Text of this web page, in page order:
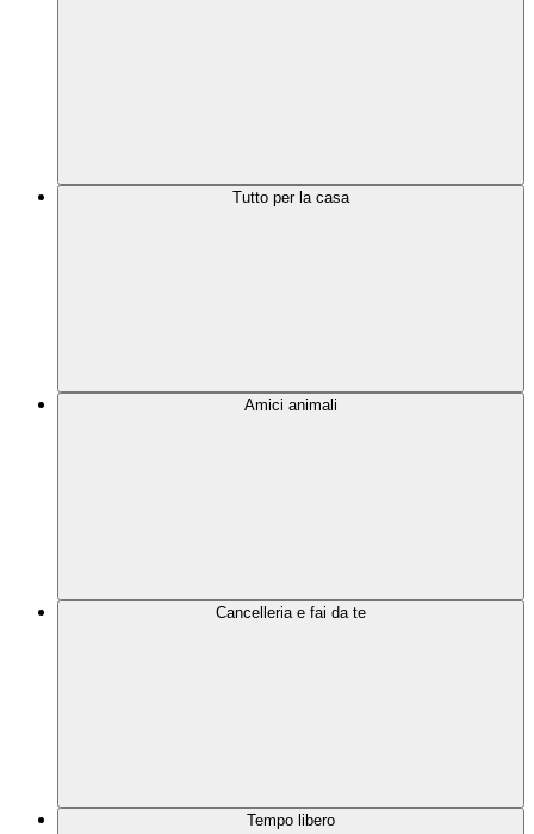
Tutto per la casa
Amici animali
Cancelleria e fai da te
Tempo libero